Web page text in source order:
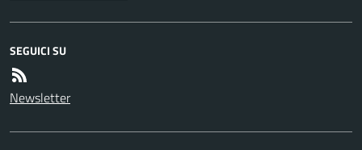
SEGUICI SU
Newsletter